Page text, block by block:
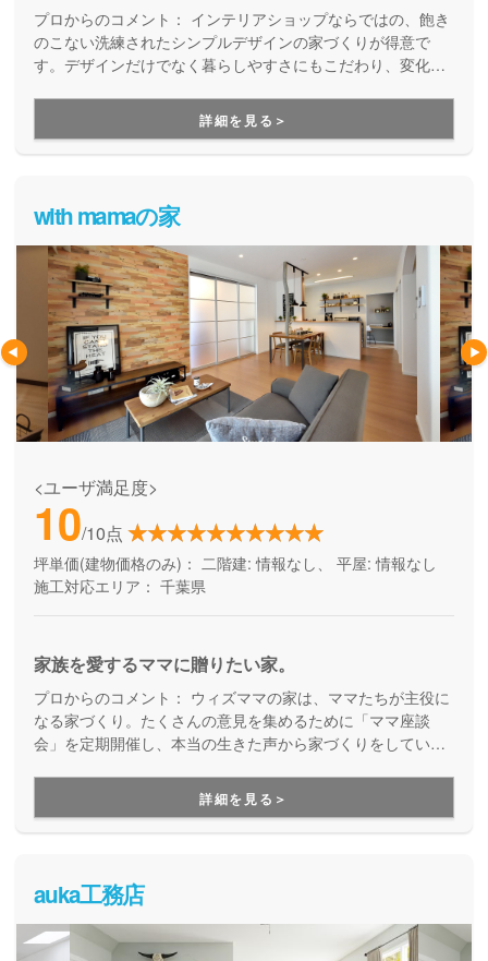
プロからのコメント： インテリアショップならではの、飽き
のこない洗練されたシンプルデザインの家づくりが得意で
す。デザインだけでなく暮らしやすさにもこだわり、変化し
心設計」を提案してくれます。
詳細を見る＞
with mamaの家
<ユーザ満足度>
10/10点
坪単価(建物価格のみ)： 二階建: 情報なし、 平屋: 情報なし
施工対応エリア： 千葉県
家族を愛するママに贈りたい家。
プロからのコメント： ウィズママの家は、ママたちが主役に
なる家づくり。たくさんの意見を集めるために「ママ座談
会」を定期開催し、本当の生きた声から家づくりをしていま
報も豊富なので、資金計画も土地情報もトータルでサポート
してくれます。エリア実績もNo.1！ママとプロで一緒に作る
家を求めたい方にお勧めしています。
詳細を見る＞
auka工務店